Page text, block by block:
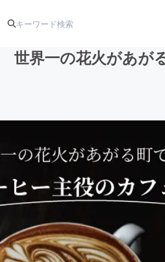
アート・写真
テクノロジー・ガジェット
ビジネス・起業
世界一の花火があが